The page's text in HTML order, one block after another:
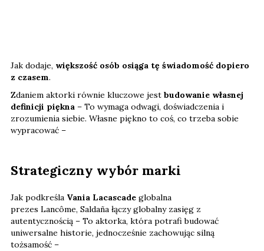
Jak dodaje, większość osób osiąga tę świadomość dopiero
z czasem.
Zdaniem aktorki równie kluczowe jest budowanie własnej
definicji piękna – To wymaga odwagi, doświadczenia i
zrozumienia siebie. Własne piękno to coś, co trzeba sobie
wypracować –
Strategiczny wybór marki
Jak podkreśla Vania Lacascade globalna
prezes Lancôme, Saldaña łączy globalny zasięg z
autentycznością – To aktorka, która potrafi budować
uniwersalne historie, jednocześnie zachowując silną
tożsamość –